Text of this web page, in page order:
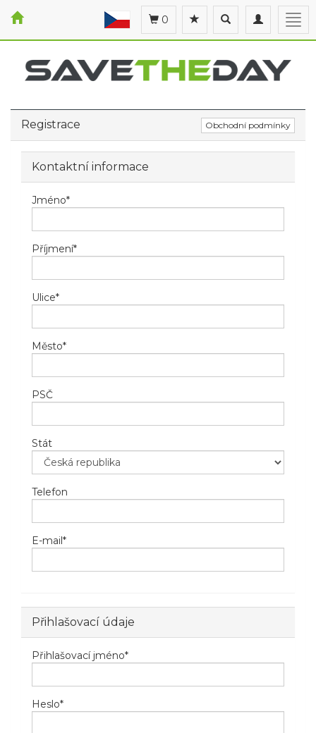
Toggle
navigation
Toggle
search
0
Registrace Obchodní podmínky
Kontaktní informace
Jméno*
Příjmení*
Ulice*
Město*
PSČ
Stát
Telefon
E-mail*
Přihlašovací údaje
Přihlašovací jméno*
Heslo*